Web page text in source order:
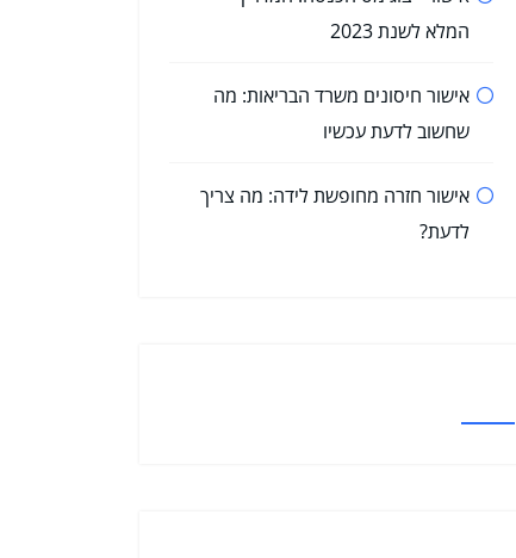
המלא לשנת 2023
אישור חיסונים משרד הבריאות: מה
שחשוב לדעת עכשיו
אישור חזרה מחופשת לידה: מה צריך
לדעת?